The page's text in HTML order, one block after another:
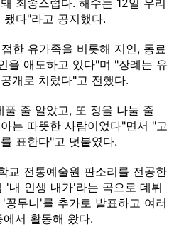
다"라고 공지했다.
한 유가족을 비롯해 지인, 동료
을 애도하고 있다"며 "장례는 유
개로 치렀다"고 전했다.
줄 알았고, 또 정을 나눌 줄
는 따뜻한 사람이었다"면서 "고
표한다"고 덧붙였다.
교 전통예술원 판소리를 전공한
'내 인생 내가'라는 곡으로 데뷔
무니'를 추가로 발표하고 여러
서 활동해 왔다.